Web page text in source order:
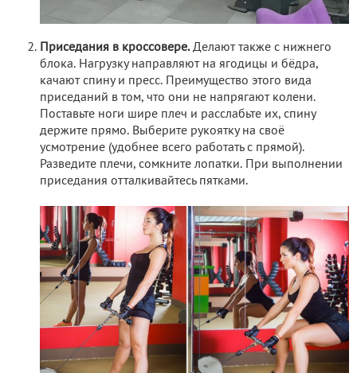
Приседания в кроссовере.Делают также с нижнего
блока. Нагрузку направляют на ягодицы и бёдра,
качают спину и пресс. Преимущество этого вида
приседаний в том, что они не напрягают колени.
Поставьте ноги шире плеч и расслабьте их, спину
держите прямо. Выберите рукоятку на своё
усмотрение (удобнее всего работать с прямой).
Разведите плечи, сомкните лопатки. При выполнении
приседания отталкивайтесь пятками.